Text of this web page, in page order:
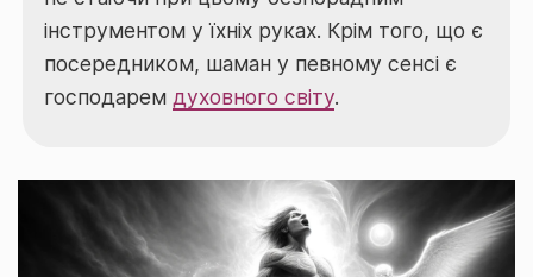
інструментом у їхніх руках. Крім того, що є
посередником, шаман у певному сенсі є
господарем духовного світу.